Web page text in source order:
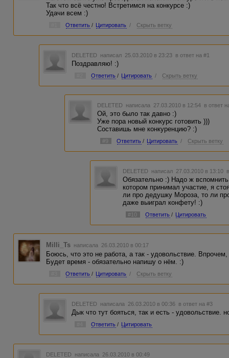
Так что всё честно! Встретимся на конкурсе :)
Удачи всем :)
Ответить / Цитировать / Скрыть ветку
DELETED написал 25.03.2010 в 23:23 в ответ на #1
Поздравляю! :)
Ответить / Цитировать / Скрыть ветку
DELETED написала 27.03.2010 в 12:54 в ответ
Ой, это было так давно :)
Уже пора новый конкурс готовить )))
Составишь мне конкуренцию? :)
#9 Ответить / Цитировать / Скрыть ветку
DELETED написал 27.03.2010 в 13:10
Обязательно :) Надо ж
котором принимал участие, я
ли про дедушку Мороза, то ли
даже выиграл конфету! :)
#10 Ответить / Цитировать
Milli_Ts написала 26.03.2010 в 00:17
Боюсь, что это не работа, а так - удовольствие.
Будет время - обязательно напишу о нём. :)
Ответить / Цитировать / Скрыть ветку
DELETED написала 26.03.2010 в 00:36 в ответ на #3
Дык что тут бояться, так и есть - удовольствие.
Ответить / Цитировать
DELETED написала 26.03.2010 в 00:49